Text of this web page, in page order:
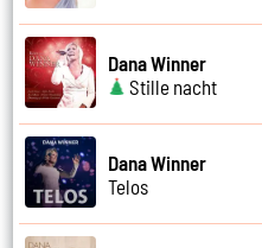
Dana Winner
Stille nacht
Dana Winner
Telos